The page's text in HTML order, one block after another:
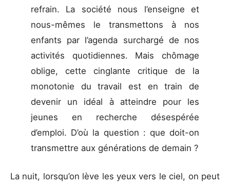
refrain. La société nous l’enseigne et
nous-mêmes le transmettons à nos
enfants par l’agenda surchargé de nos
activités quotidiennes. Mais chômage
oblige, cette cinglante critique de la
monotonie du travail est en train de
devenir un idéal à atteindre pour les
jeunes en recherche désespérée
d’emploi. D’où la question : que doit-on
transmettre aux générations de demain ?
La nuit, lorsqu’on lève les yeux vers le ciel, on peut